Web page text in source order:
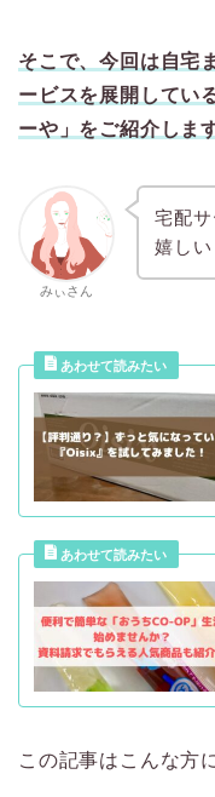
そこで、今回は自宅
ービスを展開してい
ーや」をご紹介しま
みぃさん
宅配
嬉しい
この記事はこんな方